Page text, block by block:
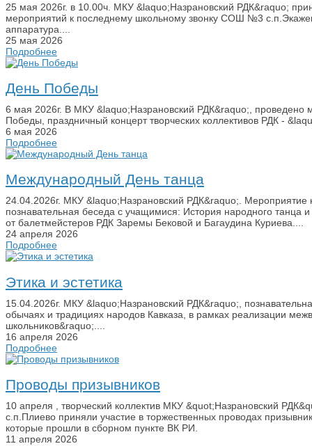
25 мая 2026г. в 10.00ч. МКУ &laquo;Назрановский РДК&raquo;
мероприятий к последнему школьному звонку СОШ №3
аппаратура....
25 мая 2026
Подробнее
День Победы
6 мая 2026г. В МКУ &laquo;Назрановский РДК&raquo;,
Победы, праздничный концерт творческих коллективов РДК -
6 мая 2026
Подробнее
Международный День танца
24.04.2026г. МКУ &laquo;Назрановский РДК&raquo;.
познавательная беседа с учащимися: История народного танца
от балетмейстеров РДК Заремы Бековой и Багаудина Куриева....
24 апреля 2026
Подробнее
Этика и эстетика
15.04.2026г. МКУ &laquo;Назрановский РДК&raquo;,
обычаях и традициях народов Кавказа, в рамках реализации
школьников&raquo;....
16 апреля 2026
Подробнее
Проводы призывников
10 апреля , творческий коллектив МКУ &quot;Назрановский
с.п.Плиево приняли участие в торжественных проводах
которые прошли в сборном пункте ВК РИ.
11 апреля 2026